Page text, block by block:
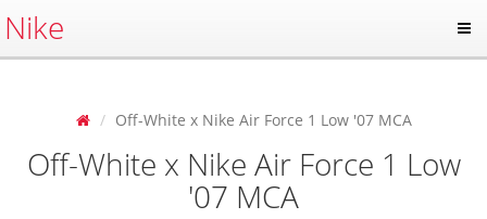
Nike
Off-White x Nike Air Force 1 Low '07 MCA
Off-White x Nike Air Force 1 Low
'07 MCA